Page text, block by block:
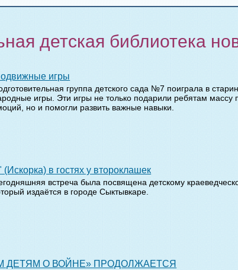
детская библиотека
игры
группа детского сада №7 поиграла в
игры. Эти игры не только подарили ребятам массу
но и помогли развить важные навыки.
(Искорка) в гостях у второклашек
встреча была посвящена детскому
издаётся в городе Сыктывкаре.
ДЕТЯМ О ВОЙНЕ» ПРОДОЛЖАЕТСЯ